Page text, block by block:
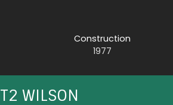
Construction
1977
T2 WILSON